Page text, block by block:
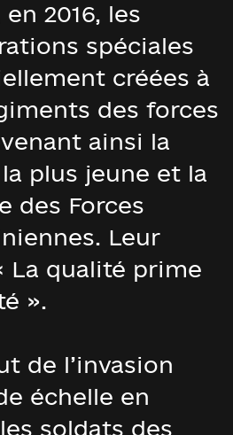
2016, les
spéciales
créées à
des forces
ainsi la
plus jeune et la
des Forces
Leur
La qualité prime
».
de l’invasion
échelle en
soldats des